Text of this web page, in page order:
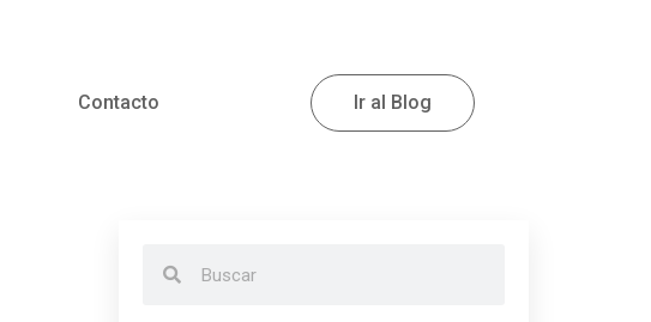
Contacto Ir al Blog